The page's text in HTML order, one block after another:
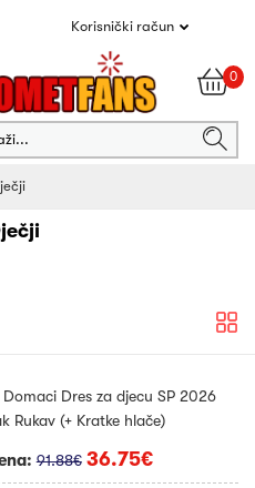
Korisnički račun
0
Domaci Dres za djecu SP 2026
Rukav (+ Kratke hlače)
91.88€ 36.75€